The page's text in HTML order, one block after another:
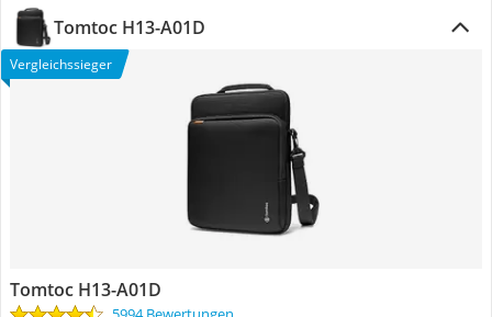
Tomtoc H13-A01D
Vergleichssieger
Tomtoc H13-A01D